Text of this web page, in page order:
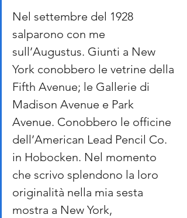
Nel settembre del 1928
salparono con me
sull’Augustus. Giunti a New
York conobbero le vetrine della
Fifth Avenue; le Gallerie di
Madison Avenue e Park
Avenue. Conobbero le officine
dell’American Lead Pencil Co.
in Hobocken. Nel momento
che scrivo splendono la loro
originalità nella mia sesta
mostra a New York,